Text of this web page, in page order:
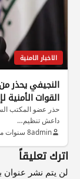
الاخبار الامنية
النجيفي يحذر
القوات الأمنية
حذر عضو المكتب
داعش تنظيم…
admin8 سنوات مضت
اترك تعليقاً
لن يتم نشر عنوان